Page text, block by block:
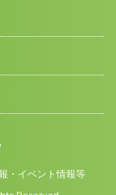
・イベント情報等